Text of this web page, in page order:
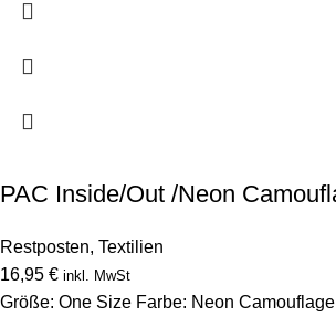
PAC Inside/Out /Neon
Restposten, Textilien
16,95 € inkl. MwSt
Größe: One Size Farbe: Neon Camouflage